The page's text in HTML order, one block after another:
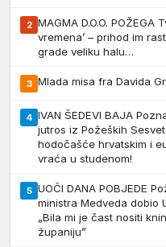
2 MAGMA D.O.O.
vremena’ – prihod im
grade veliku halu…
3 Mlada misa fra Davida
4 IVAN ŠEDEVI BAJA
jutros iz Požeških
hodočašće hrvatskim i
vraća u studenom!
5 UOČI DANA POBJEDE
ministra Medveda dobio
„Bila mi je čast nositi
županiju”